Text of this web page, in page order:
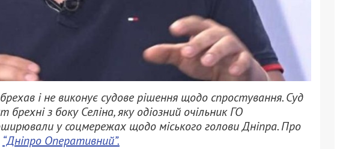
і не виконує судове рішення щодо спростування. Суд
з боку Селіна, яку одіозний очільник ГО
у соцмережах щодо міського голови Дніпра. Про
“Дніпро Оперативний”.